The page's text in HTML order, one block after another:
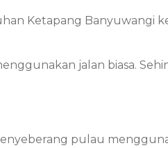
Ketapang Banyuwangi
jalan biasa.
pulau